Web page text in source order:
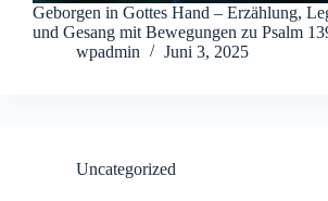
Geborgen in Gottes Hand – Erzählung,
und Gesang mit Bewegungen zu Psalm
wpadmin
Juni 3, 2025
Uncategorized